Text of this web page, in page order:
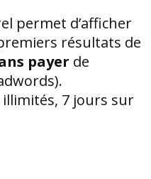
permet d’afficher
résultats de
payer de
illimités, 7 jours sur